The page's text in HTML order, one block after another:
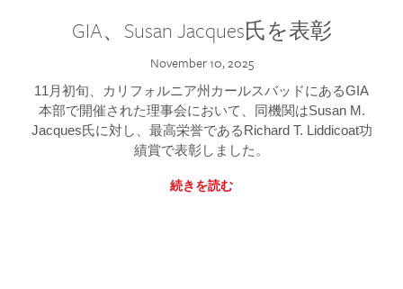
GIA、Susan Jacques氏を表彰
November 10, 2025
11月初旬、カリフォルニア州カールスバッドにあるGIA
本部で開催された理事会において、同機関はSusan M.
Jacques氏に対し、最高栄誉であるRichard T. Liddicoat功
績賞で表彰しました。
続きを読む